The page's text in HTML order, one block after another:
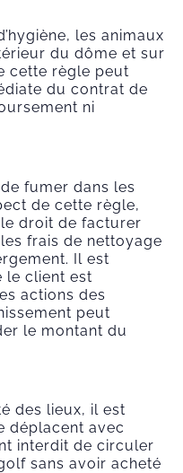
les animaux
du dôme et sur
cette règle peut
du contrat de
ni
fumer dans les
de cette règle,
droit de facturer
frais de nettoyage
Il est
le client est
actions des
peut
le montant du
des lieux, il est
déplacent avec
interdit de circuler
sans avoir acheté